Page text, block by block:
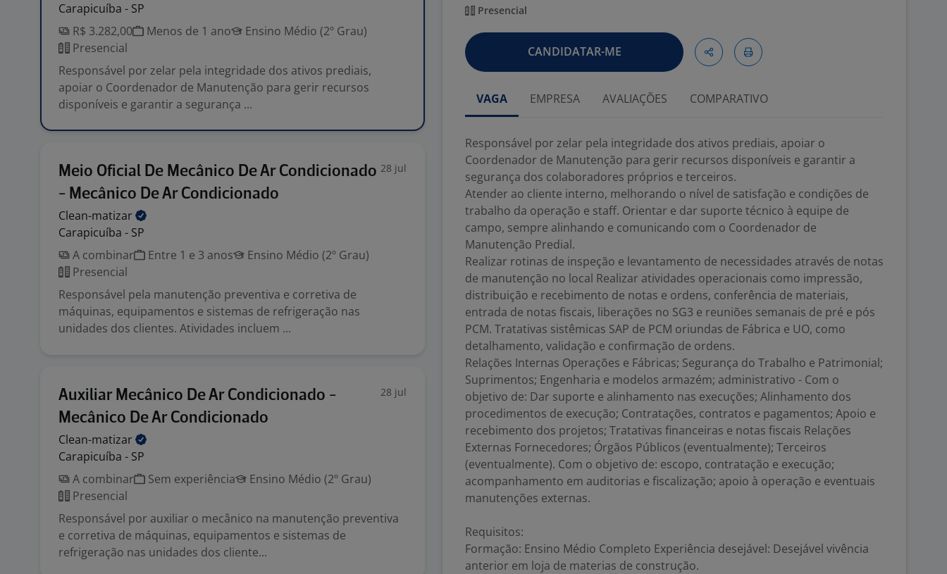
Carapicuíba - SP
R$ 3.282,00
Menos de 1 ano
Ensino Médio (2º Grau)
Presencial
Responsável por zelar pela integridade dos ativos prediais,
apoiar o Coordenador de Manutenção para gerir recursos
disponíveis e garantir a segurança ...
Meio Oficial De Mecânico De Ar Condicionado
- Mecânico De Ar Condicionado
28 jul
Clean-matizar
Carapicuíba - SP
A combinar
Entre 1 e 3 anos
Ensino Médio (2º Grau)
Presencial
Responsável pela manutenção preventiva e corretiva de
máquinas, equipamentos e sistemas de refrigeração nas
unidades dos clientes. Atividades incluem ...
Auxiliar Mecânico De Ar Condicionado -
Mecânico De Ar Condicionado
28 jul
Clean-matizar
Carapicuíba - SP
A combinar
Sem experiência
Ensino Médio (2º Grau)
Presencial
Responsável por auxiliar o mecânico na manutenção preventiva
e corretiva de máquinas, equipamentos e sistemas de
refrigeração nas unidades dos cliente...
Presencial
CANDIDATAR-ME
VAGA EMPRESA AVALIAÇÕES COMPARATIVO
Responsável por zelar pela integridade dos ativos prediais, apoiar o
Coordenador de Manutenção para gerir recursos disponíveis e garantir a
segurança dos colaboradores próprios e terceiros.
Atender ao cliente interno, melhorando o nível de satisfação e condições de
trabalho da operação e staff. Orientar e dar suporte técnico à equipe de
campo, sempre alinhando e comunicando com o Coordenador de
Manutenção Predial.
Realizar rotinas de inspeção e levantamento de necessidades através de notas
de manutenção no local Realizar atividades operacionais como impressão,
distribuição e recebimento de notas e ordens, conferência de materiais,
entrada de notas fiscais, liberações no SG3 e reuniões semanais de pré e pós
PCM. Tratativas sistêmicas SAP de PCM oriundas de Fábrica e UO, como
detalhamento, validação e confirmação de ordens.
Relações Internas Operações e Fábricas; Segurança do Trabalho e Patrimonial;
Suprimentos; Engenharia e modelos armazém; administrativo - Com o
objetivo de: Dar suporte e alinhamento nas execuções; Alinhamento dos
procedimentos de execução; Contratações, contratos e pagamentos; Apoio e
recebimento dos projetos; Tratativas financeiras e notas fiscais Relações
Externas Fornecedores; Órgãos Públicos (eventualmente); Terceiros
(eventualmente). Com o objetivo de: escopo, contratação e execução;
acompanhamento em auditorias e fiscalização; apoio à operação e eventuais
manutenções externas.
Requisitos:
Formação: Ensino Médio Completo Experiência desejável: Desejável vivência
anterior em loja de materias de construção.